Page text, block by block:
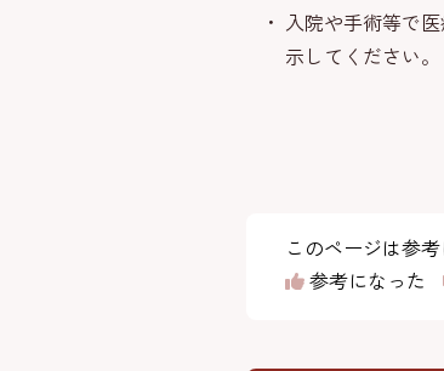
入院や手術等で
示してください。
このページは参
参考になった